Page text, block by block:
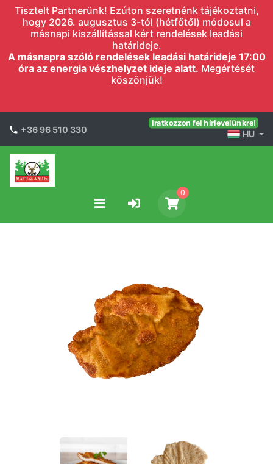
Tisztelt Partnerünk! Ezúton szeretnénk tájékoztatni,
hogy 2026. augusztus 3-tól (hétfőtől) módosul a
másnapi kiszállítással kért rendelések leadási
határideje.
A másnapra szóló rendelések leadási határideje 17:00
óra az energia vészhelyzet ideje alatt. Megértését
köszönjük!
+36 96 510 330
Iratkozzon fel hírlevelünkre!
HU
0